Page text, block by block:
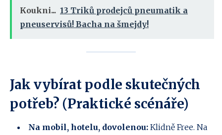
Koukni... 13 Triků prodejců pneumatik a
pneuservisů! Bacha na šmejdy!
Jak vybírat podle skutečných
potřeb? (Praktické scénáře)
Na mobil, hotelu, dovolenou: Klidně Free. Na